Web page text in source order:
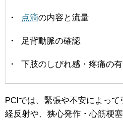
・ 点滴の内容と流量
・ 足背動脈の確認
・ 下肢のしびれ感・疼痛の
PCIでは、緊張や不安によっ
経反射や、狭心発作・心筋梗